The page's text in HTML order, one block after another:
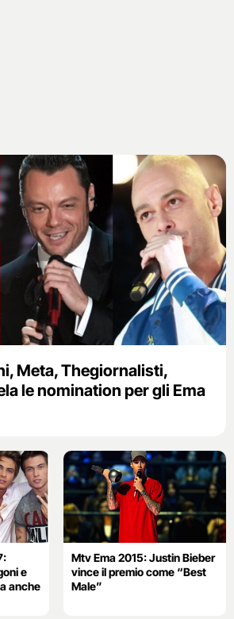
Meta, Thegiornalisti,
le nomination per gli Ema
e
anche
Mtv Ema 2015: Justin Bieber
vince il premio come “Best
Male”